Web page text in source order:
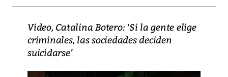
Video, Catalina Botero: ‘Si la gente elige
criminales, las sociedades deciden
suicidarse’